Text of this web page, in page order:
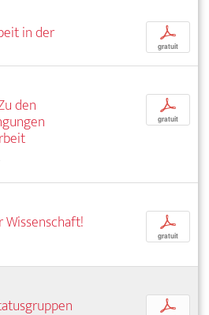
in der
p
gratuit
den
p
gratuit
p
gratuit
p